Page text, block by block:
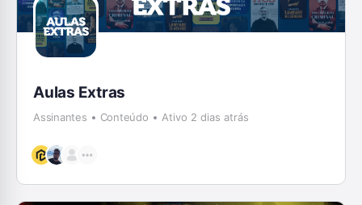
Aulas Extras
Assinantes Conteúdo Ativo 2 dias atrás